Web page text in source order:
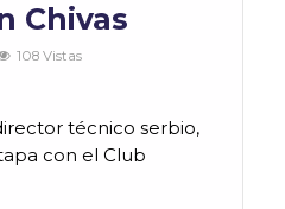
Chivas
108 Vistas
técnico serbio,
con el Club